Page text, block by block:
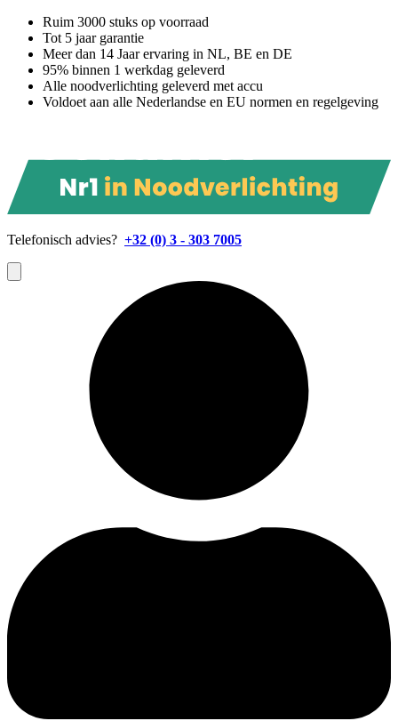
Ruim 3000 stuks op voorraad
Tot 5 jaar garantie
Meer dan 14 Jaar ervaring in NL, BE en DE
95% binnen 1 werkdag geleverd
Alle noodverlichting geleverd met accu
Voldoet aan alle Nederlandse en EU normen en regelgeving
Telefonisch advies? +32 (0) 3 - 303 7005